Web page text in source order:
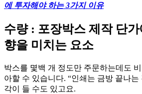
에 투자해야 하는 3가지 이유
수량 : 포장박스 제작 단
향을 미치는 요소
박스를 몇백 개 정도만 주문하는데도
아할 수 있습니다. “인쇄는 금방 끝나는
각이 들 수도 있고요.